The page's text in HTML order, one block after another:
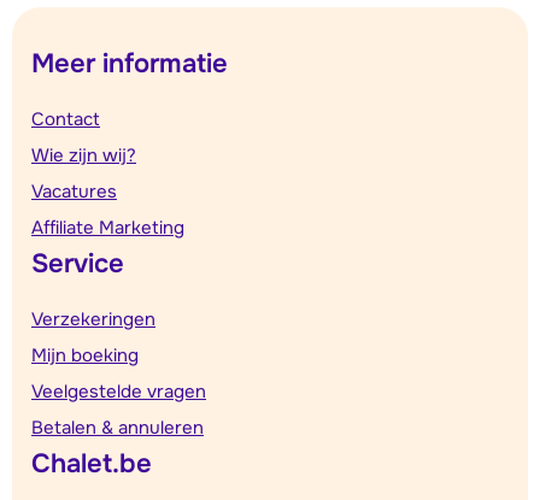
Meer informatie
Contact
Wie zijn wij?
Vacatures
Affiliate Marketing
Service
Verzekeringen
Mijn boeking
Veelgestelde vragen
Betalen & annuleren
Chalet.be